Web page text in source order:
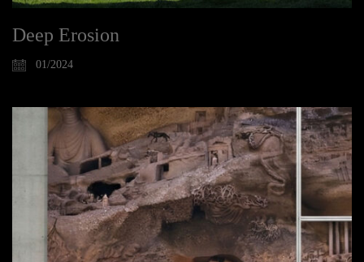
Deep Erosion
01/2024